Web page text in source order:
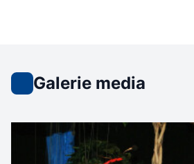
Galerie media